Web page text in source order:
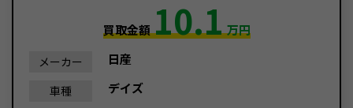
買取金額10.1万円
メーカー 日産
車種 デイズ